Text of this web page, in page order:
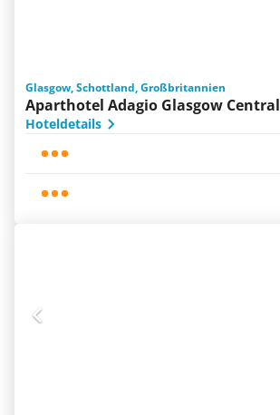
Glasgow, Schottland, Großbritannien
Aparthotel Adagio Glasgow Central
Hoteldetails